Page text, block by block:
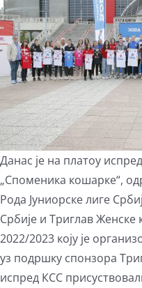
Image
Данас је на платоу
„Споменика кошарке“,
Рода Јуниорске лиге
Србије и Триглав Женске
2022/2023 коју је
уз подршку спонзора
испред КСС